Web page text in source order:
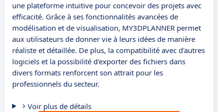
une plateforme intuitive pour concevoir des projets avec
efficacité. Grâce à ses fonctionnalités avancées de
modélisation et de visualisation, MY3DPLANNER permet
aux utilisateurs de donner vie à leurs idées de manière
réaliste et détaillée. De plus, la compatibilité avec d'autres
logiciels et la possibilité d'exporter des fichiers dans
divers formats renforcent son attrait pour les
professionnels du secteur.
Voir plus de détails